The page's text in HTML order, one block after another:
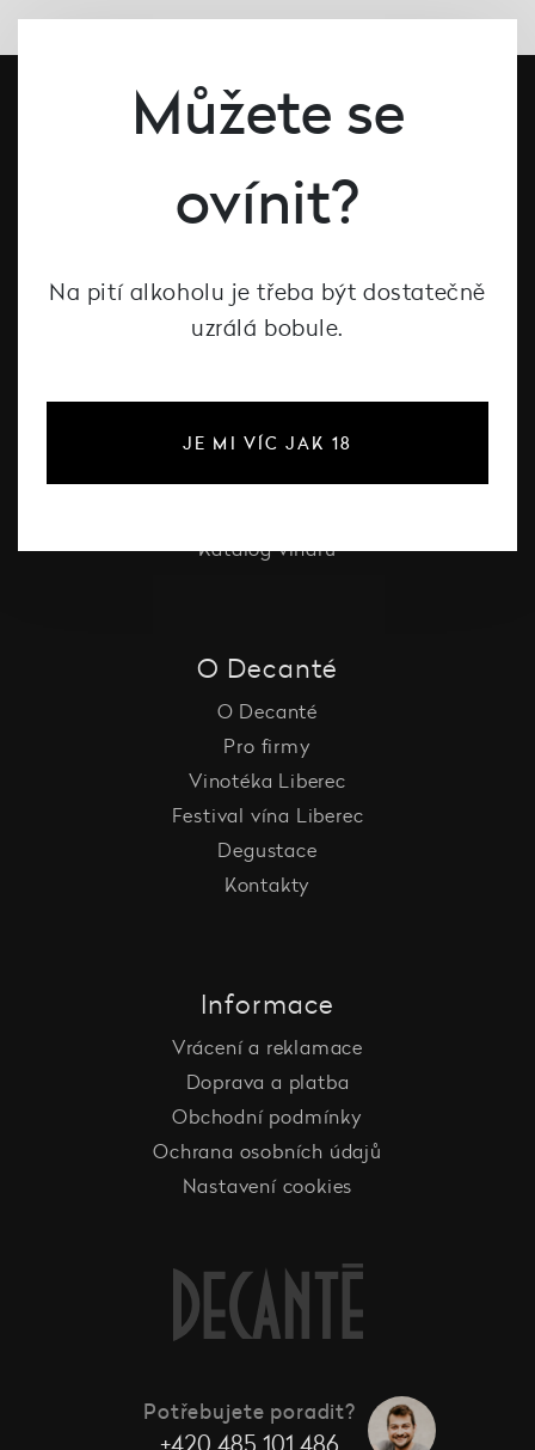
#dcntjelaska
Červené víno
Růžové víno
Šumivé víno
Katalog vinařů
O Decanté
O Decanté
Pro firmy
Vinotéka Liberec
Festival vína Liberec
Degustace
Kontakty
Informace
Vrácení a reklamace
Doprava a platba
Obchodní podmínky
Ochrana osobních údajů
Nastavení cookies
Potřebujete poradit?
Můžete se
ovínit?
Na pití alkoholu je třeba být dostatečně
uzrálá bobule.
JE MI VÍC JAK 18